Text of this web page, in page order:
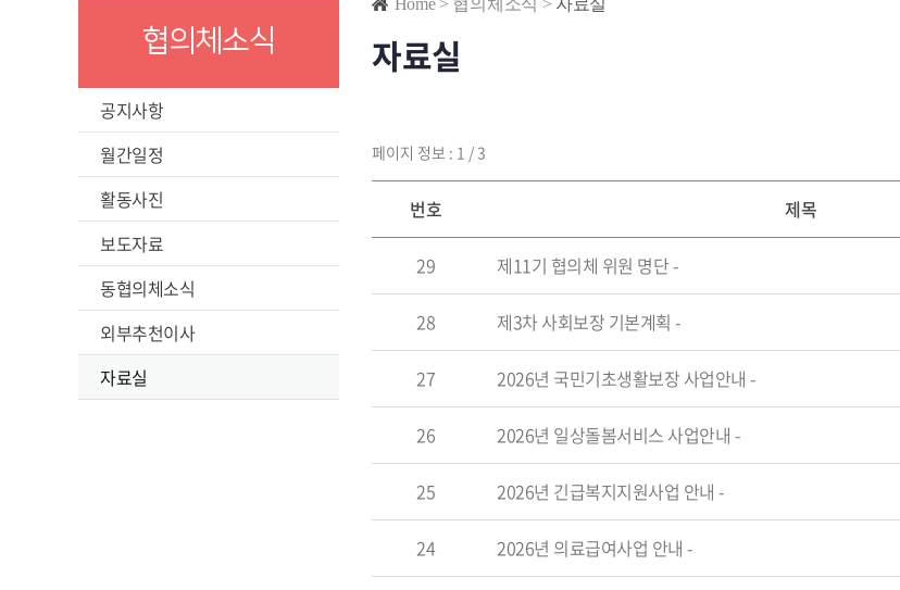
협의체소식
공지사항
월간일정
활동사진
보도자료
동협의체소식
외부추천이사
자료실
Home > 협의체소식 > 자료실
자료실
페이지 정보 : 1 / 3
번호 제목
29 제11기 협의체 위원 명단-
28 제3차 사회보장 기본계획-
27 2026년 국민기초생활보장 사업안내-
26 2026년 일상돌봄서비스 사업안내 -
25 2026년 긴급복지지원사업 안내-
24 2026년 의료급여사업 안내-